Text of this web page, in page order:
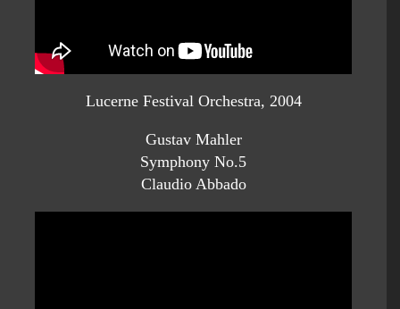
Lucerne Festival Orchestra, 2004
Gustav Mahler
Symphony No.5
Claudio Abbado